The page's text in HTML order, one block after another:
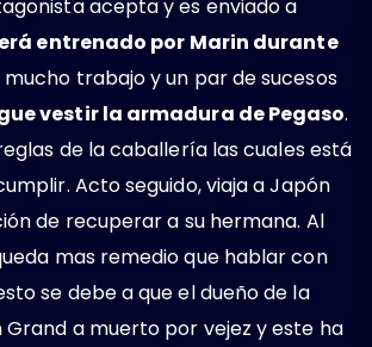
acepta y es enviado a
entrenado por Marin durante
mucho trabajo y un par de sucesos
vestir la armadura de Pegaso.
de la caballería las cuales está
Acto seguido, viaja a Japón
de recuperar a su hermana. Al
mas remedio que hablar con
se debe a que el dueño de la
Grand a muerto por vejez y este ha